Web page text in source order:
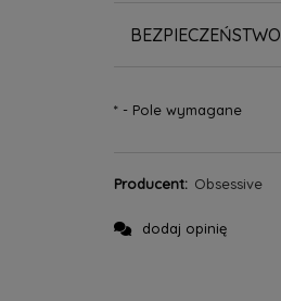
BEZPIECZEŃSTWO
*- Pole wymagane
Producent: Obsessive
dodaj opinię